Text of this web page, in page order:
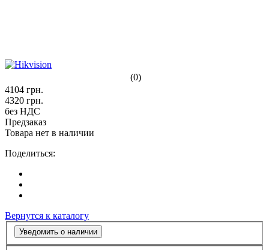
(0)
4104 грн.
4320 грн.
без НДС
Предзаказ
Товара нет в наличии
Поделиться:
Вернутся к каталогу
Уведомить о наличии